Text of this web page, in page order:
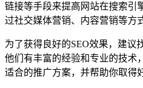
链接等手段来提高网站在搜索引
过社交媒体营销、内容营销等方
为了获得良好的SEO效果，建议
他们有丰富的经验和专业的技术
适合的推广方案，并帮助你取得